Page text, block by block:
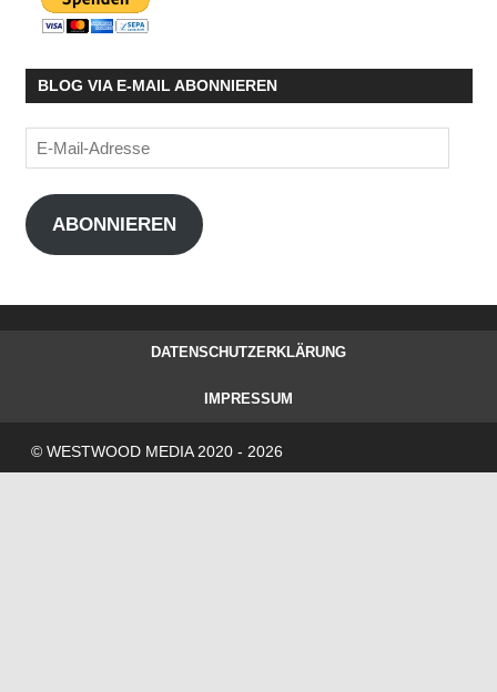
BLOG VIA E-MAIL ABONNIEREN
E-
Mail-
Adresse
ABONNIEREN
DATENSCHUTZERKLÄRUNG
IMPRESSUM
© WESTWOOD MEDIA 2020 - 2026